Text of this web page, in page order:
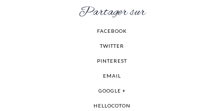
Partager sur
FACEBOOK
TWITTER
PINTEREST
EMAIL
GOOGLE +
HELLOCOTON